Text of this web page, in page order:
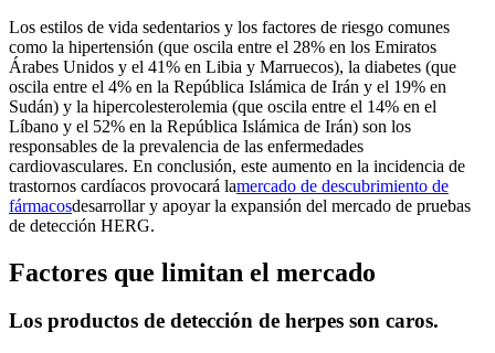
Los estilos de vida sedentarios y los factores de riesgo comunes
como la hipertensión (que oscila entre el 28% en los Emiratos
Árabes Unidos y el 41% en Libia y Marruecos), la diabetes (que
oscila entre el 4% en la República Islámica de Irán y el 19% en
Sudán) y la hipercolesterolemia (que oscila entre el 14% en el
Líbano y el 52% en la República Islámica de Irán) son los
responsables de la prevalencia de las enfermedades
cardiovasculares. En conclusión, este aumento en la incidencia de
trastornos cardíacos provocará lamercado de descubrimiento de
fármacosdesarrollar y apoyar la expansión del mercado de pruebas
de detección HERG.
Factores que limitan el mercado
Los productos de detección de herpes son caros.